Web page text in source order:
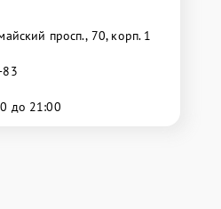
просп., 70, корп. 1
83
до 21:00